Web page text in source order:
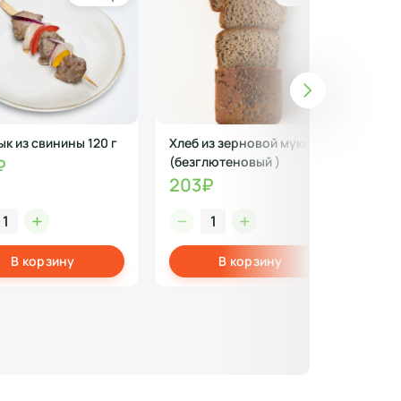
из свинины 120 г
В корзину
Хлеб из зерновой муки
(безглютеновый )
203₽
В корзину